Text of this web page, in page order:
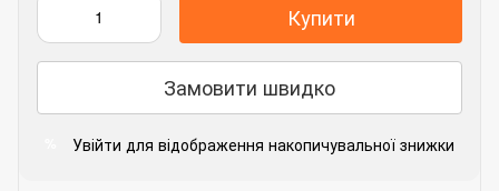
Купити
Замовити швидко
Увійти для відображення накопичувальної знижки